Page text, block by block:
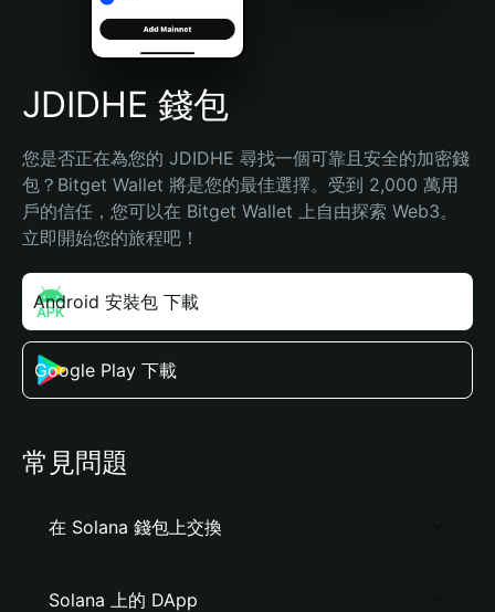
Português (Brasil)
Español (Argentina)
JDIDHE 錢包
您是否正在為您的 JDIDHE 尋找一個可靠且安全的加密錢
包？Bitget Wallet 將是您的最佳選擇。受到 2,000 萬用
戶的信任，您可以在 Bitget Wallet 上自由探索 Web3。
立即開始您的旅程吧！
Android 安裝包 下載
Google Play 下載
常見問題
在 Solana 錢包上交換
Solana 上的 DApp